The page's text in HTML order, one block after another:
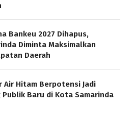
Bankeu 2027 Dihapus,
Diminta Maksimalkan
Daerah
Air Hitam Berpotensi Jadi
Publik Baru di Kota Samarinda